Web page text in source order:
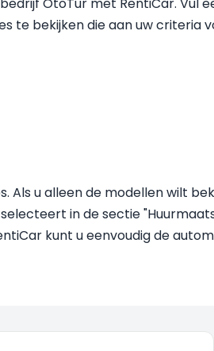
te bekijken die aan uw criteria
u alleen de modellen wilt
in de sectie
kunt u eenvoudig de